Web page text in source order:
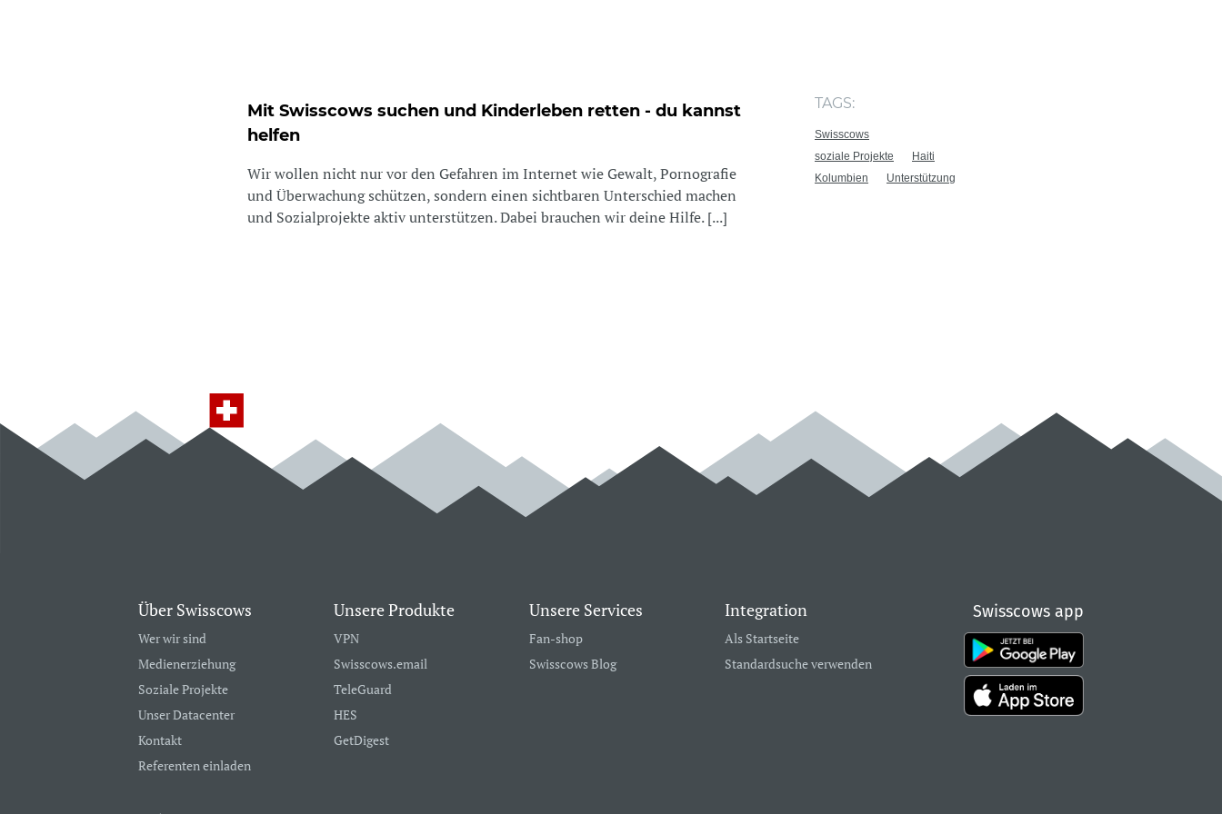
Mit Swisscows suchen und Kinderleben retten - du kannst
helfen
Wir wollen nicht nur vor den Gefahren im Internet wie Gewalt, Pornografie
und Überwachung schützen, sondern einen sichtbaren Unterschied machen
und Sozialprojekte aktiv unterstützen. Dabei brauchen wir deine Hilfe. [...]
TAGS:
Swisscows
soziale Projekte
Haiti
Kolumbien
Unterstützung
Über Swisscows
Wer wir sind
Medienerziehung
Soziale Projekte
Unser Datacenter
Kontakt
Referenten einladen
Unsere Produkte
VPN
Swisscows.email
TeleGuard
HES
GetDigest
Unsere Services
Fan-shop
Swisscows Blog
Integration
Als Startseite
Standardsuche verwenden
Swisscows app